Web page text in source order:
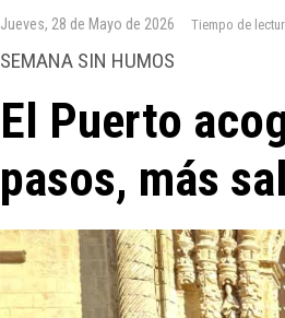
Jueves, 28 de Mayo de 2026 Tiempo de
SEMANA SIN HUMOS
El Puerto
pasos, más